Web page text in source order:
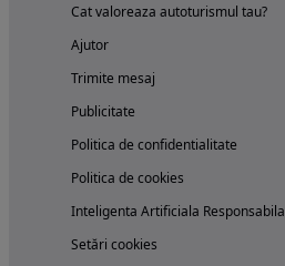
Cat valoreaza autoturismul tau?
Ajutor
Trimite mesaj
Publicitate
Politica de confidentialitate
Politica de cookies
Inteligenta Artificiala Responsabila
Setări cookies